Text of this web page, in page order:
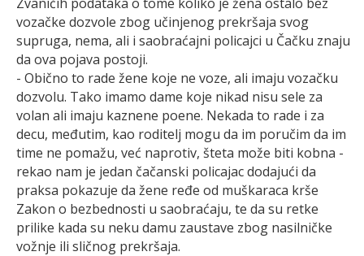
vozačke dozvole zbog učinjenog prekršaja svog
supruga, nema, ali i saobraćajni policajci u Čačku znaju
da ova pojava postoji.
- Obično to rade žene koje ne voze, ali imaju vozačku
dozvolu. Tako imamo dame koje nikad nisu sele za
volan ali imaju kaznene poene. Nekada to rade i za
decu, međutim, kao roditelj mogu da im poručim da im
time ne pomažu, već naprotiv, šteta može biti kobna -
rekao nam je jedan čačanski policajac dodajući da
praksa pokazuje da žene ređe od muškaraca krše
Zakon o bezbednosti u saobraćaju, te da su retke
prilike kada su neku damu zaustave zbog nasilničke
vožnje ili sličnog prekršaja.